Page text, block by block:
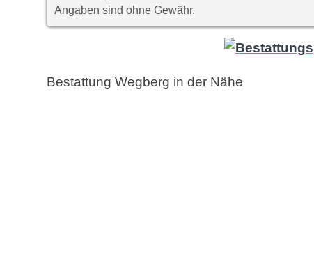
Angaben sind ohne Gewähr.
Bestattung Wegberg in der Nähe